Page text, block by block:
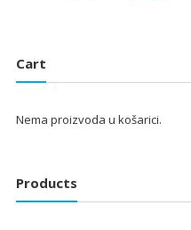
38.00€.
Cart
Nema proizvoda u košarici.
Products